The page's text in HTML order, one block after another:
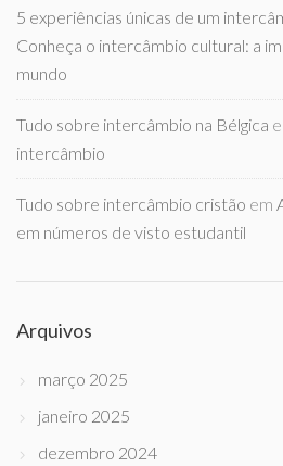
5 experiências únicas de um
Conheça o intercâmbio cultural: a
mundo
Tudo sobre intercâmbio na Bélgica
intercâmbio
Tudo sobre intercâmbio cristão em
em números de visto estudantil
Arquivos
março 2025
janeiro 2025
dezembro 2024